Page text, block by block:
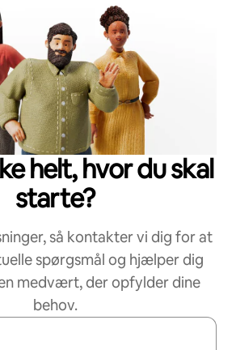
helt, hvor du skal
starte?
så kontakter vi dig for at
spørgsmål og hjælper dig
medvært, der opfylder dine
behov.